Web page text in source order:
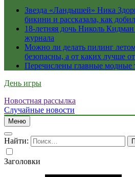
Звезда «Ландышей» Ника
бикини и рассказала, как
18-летняя дочь Николь
журнала
Можно ли делать пилинг
безопасны, а от каких лучше
Перечислены главные модные
День игры
Новостная рассылка
Случайные новости
Меню
Найти:
Заголовки